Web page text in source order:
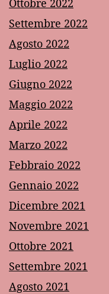
Ottobre 2022
Settembre 2022
Agosto 2022
Luglio 2022
Giugno 2022
Maggio 2022
Aprile 2022
Marzo 2022
Febbraio 2022
Gennaio 2022
Dicembre 2021
Novembre 2021
Ottobre 2021
Settembre 2021
Agosto 2021